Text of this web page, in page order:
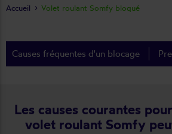
Causes fréquentes d'un blocage
Les causes courantes
volet roulant Somfy
Accueil Volet roulant Somfy bloqué